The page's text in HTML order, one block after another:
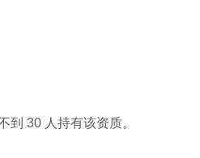
30 人持有该资质。